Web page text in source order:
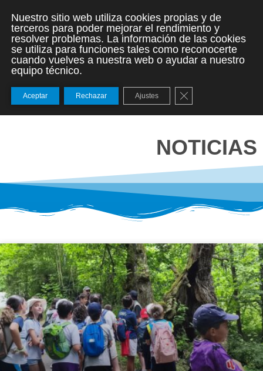
NOTICIAS
Nuestro sitio web utiliza cookies propias y de
terceros para poder mejorar el rendimiento y
resolver problemas. La información de las cookies
se utiliza para funciones tales como reconocerte
cuando vuelves a nuestra web o ayudar a nuestro
equipo técnico.
Aceptar Rechazar Ajustes Cerrar el banner de